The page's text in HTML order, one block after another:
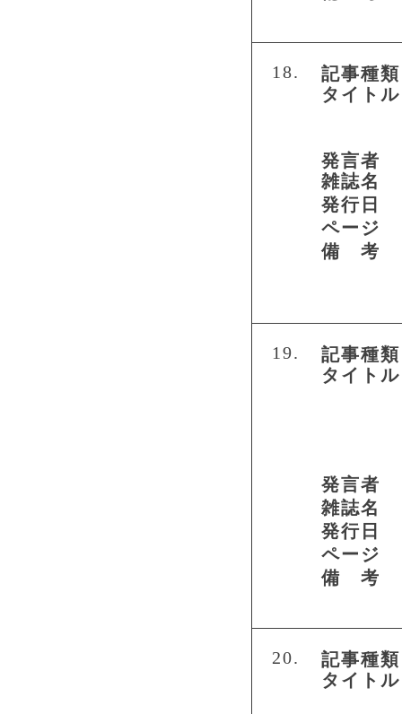
18.
記事種類
タイトル
発言者
雑誌名
発行日
ページ
備 考
19.
記事種類
タイトル
発言者
雑誌名
発行日
ページ
備 考
20.
記事種類
タイトル